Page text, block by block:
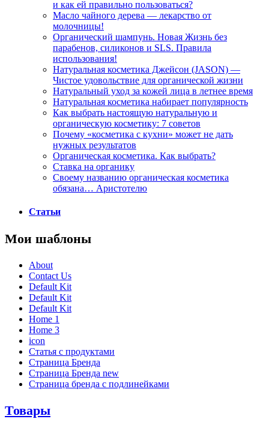
и как ей правильно пользоваться?
Масло чайного дерева — лекарство от
молочницы!
Органический шампунь. Новая Жизнь без
парабенов, силиконов и SLS. Правила
использования!
Натуральная косметика Джейсон (JASON) —
Чистое удовольствие для органической жизни
Натуральный уход за кожей лица в летнее время
Натуральная косметика набирает популярность
Как выбрать настоящую натуральную и
органическую косметику: 7 советов
Почему «косметика с кухни» может не дать
нужных результатов
Органическая косметика. Как выбрать?
Ставка на органику
Своему названию органическая косметика
обязана… Аристотелю
Статьи
Мои шаблоны
About
Contact Us
Default Kit
Default Kit
Default Kit
Home 1
Home 3
icon
Статья с продуктами
Страница Бренда
Страница Бренда new
Страница бренда с подлинейками
Товары